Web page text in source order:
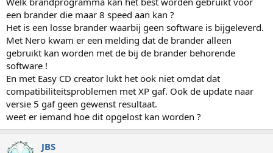
a
r
t
e
r
een brander die maar 8 speed aan kan ?
Het is een losse brander waarbij geen software is bijgeleverd.
Met Nero kwam er een melding dat de brander alleen
gebruikt kan worden met de bij de brander behorende
software !
En met Easy CD creator lukt het ook niet omdat dat
compatibiliteitsproblemen met XP gaf. Ook de update naar
versie 5 gaf geen gewenst resultaat.
weet er iemand hoe dit opgelost kan worden ?
JBS